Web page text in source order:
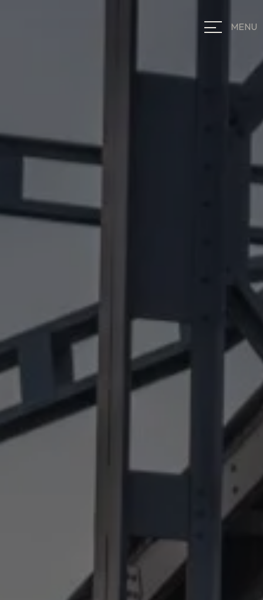
MENU